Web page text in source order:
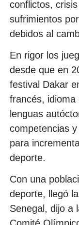
conflictos,
sufrimientos
debidos al
En rigor los
desde que en
festival Dakar
francés, idioma
lenguas
competencias
para
deporte.
Con una
deporte, llegó
Senegal, dijo a